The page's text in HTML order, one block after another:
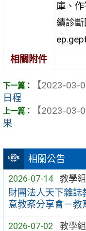
相關公告
2026-07-14 教學組
財團法人天下雜誌
意教案分享會－教
2026-07-02 教學組
庫、
績診
相關附件
【2023-03-
日程
【2023-03-
果